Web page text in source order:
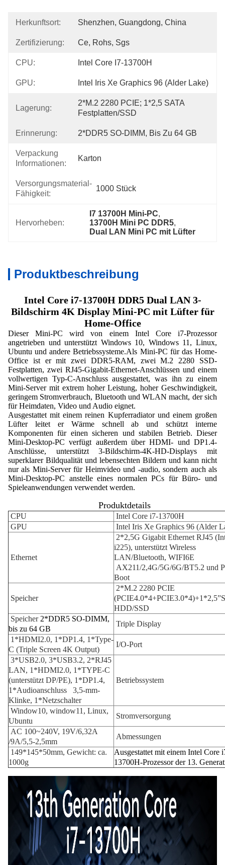
Herkunftsort: Shenzhen, Guangdong, China
Zertifizierung: Ce, Rohs, Sgs
CPU: Intel Core I7-13700H
GPU: Intel Iris Xe Graphics 96 (Alder Lake)
Lagerung:
2*M.2 2280 PCIE; 1*2,5 SATA
Festplatten/SSD
Erinnerung: 2*DDR5 SO-DIMM, Bis Zu 64 GB
Verpackung
Informationen:
Karton
Versorgungsmaterial-
Fähigkeit:
1000 Stück
Hervorheben:
I7 13700H Mini-PC,
13700H Mini PC DDR5,
Dual LAN Mini PC mit Lüfter
Produktbeschreibung
Intel Core i7-13700H DDR5 Dual LAN 3-
Bildschirm 4K Display Mini-PC mit Lüfter für
Home-Office
Dieser Mini-PC wird von einem Intel Core i7-Prozessor
angetrieben und unterstützt Windows 10, Windows 11, Linux,
Ubuntu und andere Betriebssysteme.Als Mini-PC für das Home-
Office ist er mit zwei DDR5-RAM, zwei M.2 2280 SSD-
Festplatten, zwei RJ45-Gigabit-Ethernet-Anschlüssen und einem
vollwertigen Typ-C-Anschluss ausgestattet, was ihn zu einem
Mini-Server mit extrem hoher Leistung, hoher Geschwindigkeit,
geringem Stromverbrauch, Bluetooth und WLAN macht, der sich
für Heimdaten, Video und Audio eignet.
Ausgestattet mit einem reinen Kupferradiator und einem großen
Lüfter leitet er Wärme schnell ab und schützt interne
Komponenten für einen sicheren und stabilen Betrieb. Dieser
Mini-Desktop-PC verfügt außerdem über HDMI- und DP1.4-
Anschlüsse, unterstützt 3-Bildschirm-4K-HD-Displays mit
superklarer Bildqualität und lebensechten Bildern und kann nicht
nur als Mini-Server für Heimvideo und -audio, sondern auch als
Mini-Desktop-PC anstelle eines normalen PCs für Büro- und
Spieleanwendungen verwendet werden.
Produktdetails
CPU
Intel Core i7-13700H
GPU
Intel Iris Xe Graphics 96 (Alder
Ethernet
2*2,5G Gigabit Ethernet RJ45
i225), unterstützt Wireless
LAN/Bluetooth, WIFI6E
AX211/2,4G/5G/6G/BT5.2 und
Boot
Speicher
2*M.2 2280 PCIE
HDD/SSD
Speicher2*DDR5 SO-DIMM,
bis zu 64 GB
Triple Display
1*HDMI2.0, 1*DP1.4, 1*Type-
C (Triple Screen 4K Output)
I/O-Port
3*USB2.0, 3*USB3.2, 2*RJ45
LAN, 1*HDMI2.0, 1*TYPE-C
(unterstützt DP/PE), 1*DP1.4,
1*Audioanschluss 3,5-mm-
Klinke, 1*Netzschalter
Betriebssystem
Window10, window11, Linux,
Ubuntu
Stromversorgung
AC 100~240V, 19V/6,32A
/9A/5,5-2,5mm
Abmessungen
149*145*50mm, Gewicht: ca.
1000g
Ausgestattet mit einem Intel Core
13700H-Prozessor der 13.